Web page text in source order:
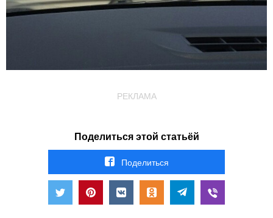
РЕКЛАМА
Поделиться этой статьёй
Поделиться